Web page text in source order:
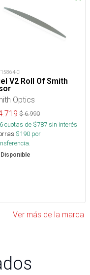
C
V2 Roll Of Smith
Optics
$6.990
6cuotas de $787sin interés
$190 por
Disponible
Ver más de la marca